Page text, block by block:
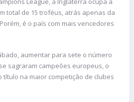
total de 15 troféus, atrás apenas da
é o país com mais vencedores
aumentar para sete o número
sagraram campeões europeus, o
na maior competição de clubes